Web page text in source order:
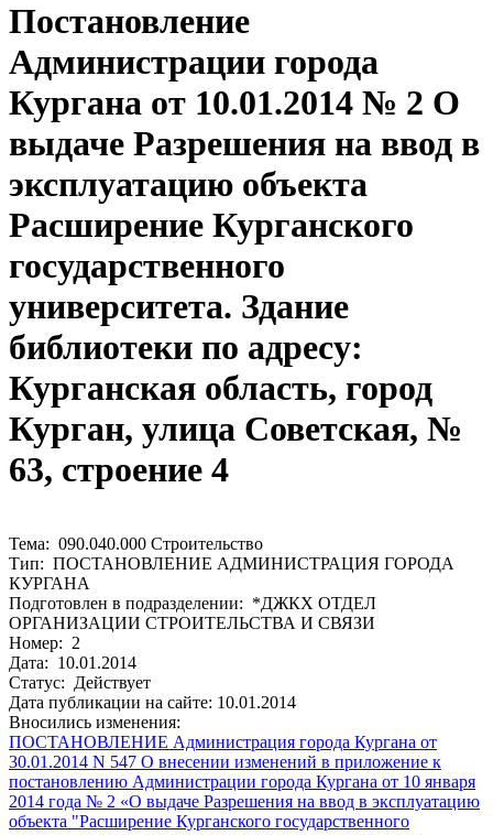
Постановление
Администрации города
Кургана от 10.01.2014 № 2 О
выдаче Разрешения на ввод в
эксплуатацию объекта
Расширение Курганского
государственного
университета. Здание
библиотеки по адресу:
Курганская область, город
Курган, улица Советская, №
63, строение 4
Тема: 090.040.000 Строительство
Тип: ПОСТАНОВЛЕНИЕ АДМИНИСТРАЦИЯ ГОРОДА
КУРГАНА
Подготовлен в подразделении: *ДЖКХ ОТДЕЛ
ОРГАНИЗАЦИИ СТРОИТЕЛЬСТВА И СВЯЗИ
Номер: 2
Дата: 10.01.2014
Статус: Действует
Дата публикации на сайте: 10.01.2014
Вносились изменения:
ПОСТАНОВЛЕНИЕ Администрация города Кургана от
30.01.2014 N 547 О внесении изменений в приложение к
постановлению Администрации города Кургана от 10 января
2014 года № 2 «О выдаче Разрешения на ввод в эксплуатацию
объекта "Расширение Курганского государственного